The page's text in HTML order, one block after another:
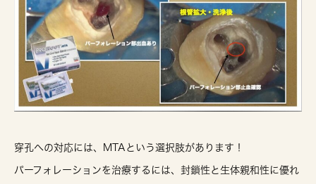
穿孔への対応には、 MTAという選択肢があります！
パーフォレーションを治療するには、 封鎖性と生体親和性に優れ